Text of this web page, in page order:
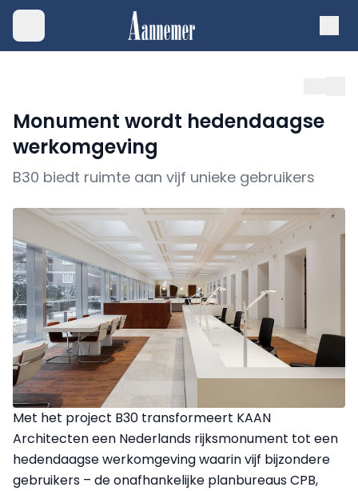
Monument wordt hedendaagse
werkomgeving
B30 biedt ruimte aan vijf unieke gebruikers
Met het project B30 transformeert KAAN
Architecten een Nederlands rijksmonument tot een
hedendaagse werkomgeving waarin vijf bijzondere
gebruikers – de onafhankelijke planbureaus CPB,